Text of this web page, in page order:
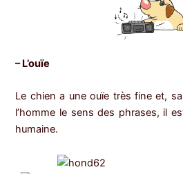
– L’ouïe
Le chien a une ouïe très fine et,
l’homme le sens des phrases, il
humaine.